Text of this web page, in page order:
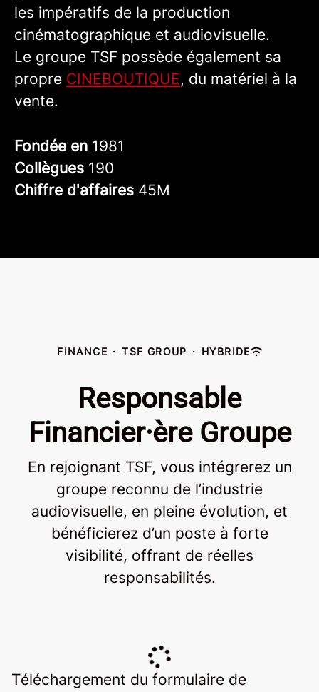
les impératifs de la production
cinématographique et audiovisuelle.
Le groupe TSF possède également sa
propre CINEBOUTIQUE, du matériel à la
vente.
Fondée en 1981
Collègues 190
Chiffre d'affaires 45M
FINANCE · TSF GROUP · HYBRIDE
Responsable
Financier·ère Groupe
En rejoignant TSF, vous intégrerez un
groupe reconnu de l’industrie
audiovisuelle, en pleine évolution, et
bénéficierez d’un poste à forte
visibilité, offrant de réelles
responsabilités.
Téléchargement du formulaire de